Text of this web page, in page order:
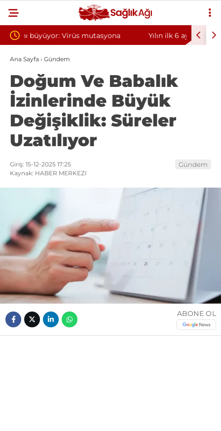
Yılın ilk 6 ayında 10 bini aşkın hasta hiperbarik
oksijen tedavisinden yararlandı
Ana Sayfa › Gündem
Doğum Ve Babalık
İzinlerinde Büyük
Değişiklik: Süreler
Uzatılıyor
Giriş: 15-12-2025 17:25
Kaynak: HABER MERKEZI
Gündem
ABONE OL